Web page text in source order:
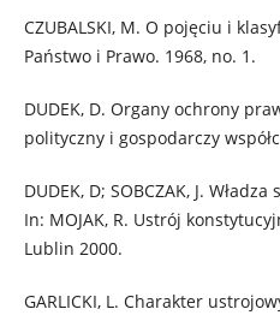
CZUBALSKI, M. O pojęciu i
Państwo i Prawo. 1968, no. 1.
DUDEK, D. Organy ochrony
polityczny i gospodarczy
DUDEK, D; SOBCZAK, J.
In: MOJAK, R. Ustrój
Lublin 2000.
GARLICKI, L. Charakter